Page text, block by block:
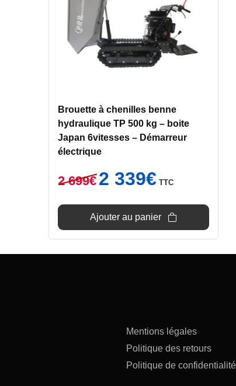
Brouette à chenilles benne
hydraulique TP 500 kg – boite
Japan 6vitesses – Démarreur
électrique
2 699€
Le
prix
était :
699€.
2 339€prix
est :
339€.
TTC
Ajouter au panier
Mentions légales
Politique des retours
Politique de confidentialité